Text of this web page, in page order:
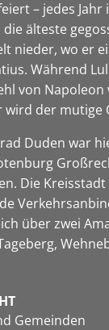
– jedes
älteste
nieder, wo er
Während
von
der
Duden war
Die
über zwei
Gemeinden